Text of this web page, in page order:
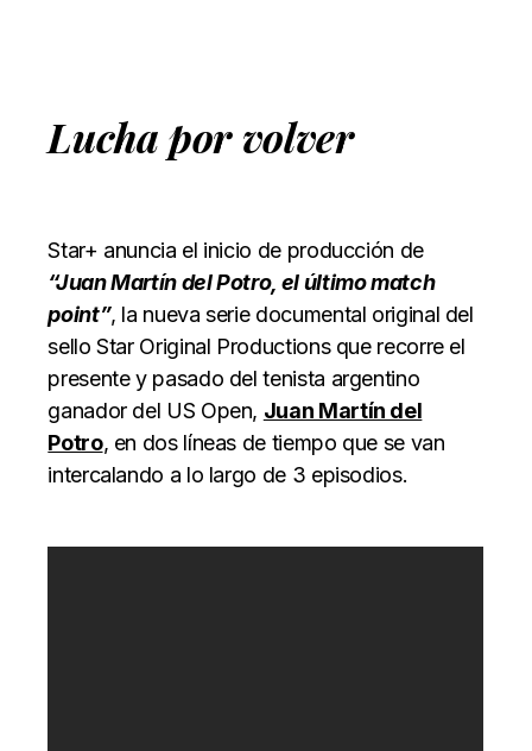
Lucha por volver
Star+ anuncia el inicio de producción de
“Juan Martín del Potro, el último match
point”, la nueva serie documental original del
sello Star Original Productions que recorre el
presente y pasado del tenista argentino
ganador del US Open, Juan Martín del
Potro, en dos líneas de tiempo que se van
intercalando a lo largo de 3 episodios.